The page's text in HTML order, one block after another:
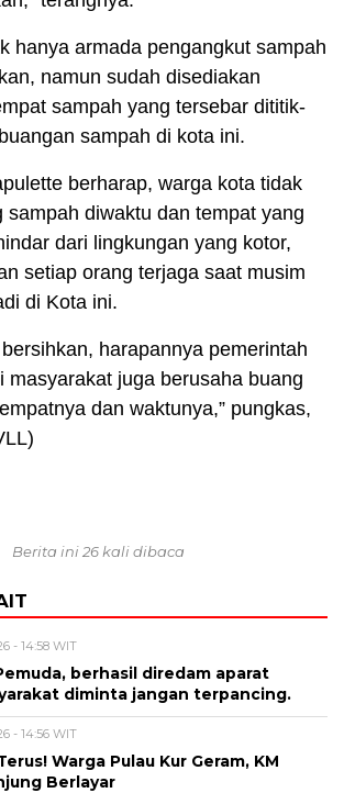
hanya armada pengangkut sampah
namun sudah disediakan
sampah yang tersebar dititik-
sampah di kota ini.
berharap, warga kota tidak
sampah diwaktu dan tempat yang
dari lingkungan yang kotor,
setiap orang terjaga saat musim
di Kota ini.
harapannya pemerintah
masyarakat juga berusaha buang
dan waktunya,” pungkas,
Berita ini 26 kali dibaca
- 14:58 WIT
berhasil diredam aparat
diminta jangan terpancing.
- 14:56 WIT
Warga Pulau Kur Geram, KM
Berlayar